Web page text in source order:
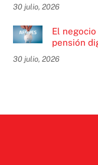
30 julio, 2026
El
pensión
30 julio, 2026